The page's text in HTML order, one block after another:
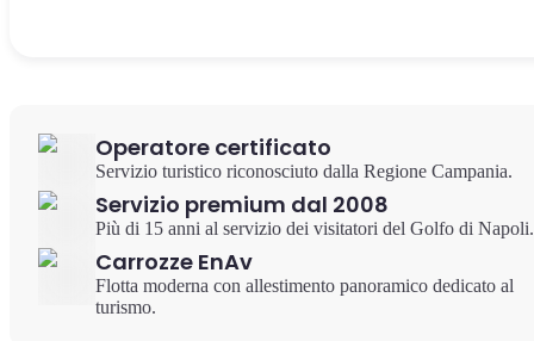
Operatore certificato
Servizio turistico riconosciuto dalla Regione Campania.
Servizio premium dal 2008
Più di 15 anni al servizio dei visitatori del Golfo di Napoli.
Carrozze EnAv
Flotta moderna con allestimento panoramico dedicato al
turismo.